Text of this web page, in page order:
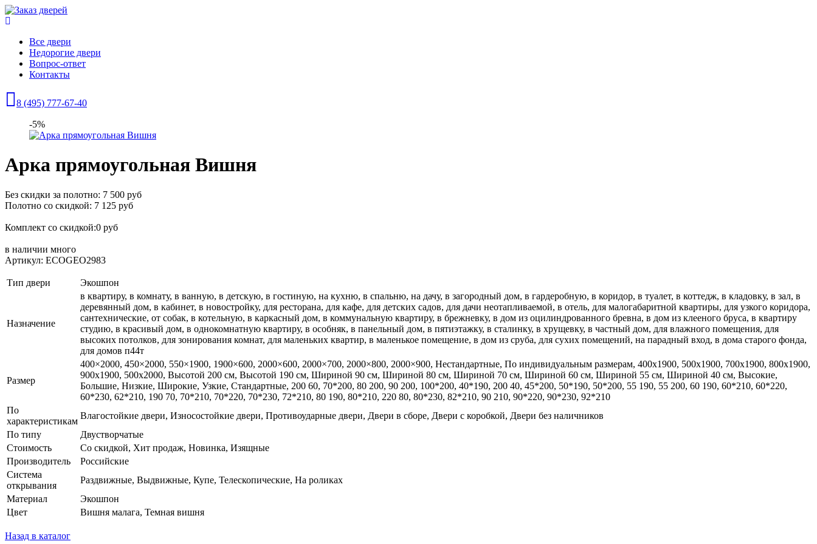
Все двери
Недорогие двери
Вопрос-ответ
Контакты
8 (495) 777-67-40
-5%
Арка прямоугольная Вишня
Без скидки за полотно: 7 500 руб
Полотно со скидкой: 7 125 руб
Комплект со скидкой:0 руб
в наличии много
Артикул: ECOGEO2983
Тип двери Экошпон
Назначение
в квартиру, в комнату, в ванную, в детскую, в гостиную, на кухню, в спальню, на дачу, в загородный дом, в гардеробную, в коридор, в туалет, в коттедж, в кладовку, в зал, в
деревянный дом, в кабинет, в новостройку, для ресторана, для кафе, для детских садов, для дачи неотапливаемой, в отель, для малогабаритной квартиры, для узкого коридора,
сантехнические, от собак, в котельную, в каркасный дом, в коммунальную квартиру, в брежневку, в дом из оцилиндрованного бревна, в дом из клееного бруса, в квартиру
студию, в красивый дом, в однокомнатную квартиру, в особняк, в панельный дом, в пятиэтажку, в сталинку, в хрущевку, в частный дом, для влажного помещения, для
высоких потолков, для зонирования комнат, для маленьких квартир, в маленькое помещение, в дом из сруба, для сухих помещений, на парадный вход, в дома старого фонда,
для домов п44т
Размер
400×2000, 450×2000, 550×1900, 1900×600, 2000×600, 2000×700, 2000×800, 2000×900, Нестандартные, По индивидуальным размерам, 400x1900, 500x1900, 700x1900, 800x1900,
900x1900, 500x2000, Высотой 200 см, Высотой 190 см, Шириной 90 см, Шириной 80 см, Шириной 70 см, Шириной 60 см, Шириной 55 см, Шириной 40 см, Высокие,
Большие, Низкие, Широкие, Узкие, Стандартные, 200 60, 70*200, 80 200, 90 200, 100*200, 40*190, 200 40, 45*200, 50*190, 50*200, 55 190, 55 200, 60 190, 60*210, 60*220,
60*230, 62*210, 190 70, 70*210, 70*220, 70*230, 72*210, 80 190, 80*210, 220 80, 80*230, 82*210, 90 210, 90*220, 90*230, 92*210
По
характеристикам
Влагостойкие двери, Износостойкие двери, Противоударные двери, Двери в сборе, Двери с коробкой, Двери без наличников
По типу
Двустворчатые
Стоимость
Со скидкой, Хит продаж, Новинка, Изящные
Производитель
Российские
Система
открывания
Раздвижные, Выдвижные, Купе, Телескопические, На роликах
Материал
Экошпон
Цвет
Вишня малага, Темная вишня
Назад в каталог